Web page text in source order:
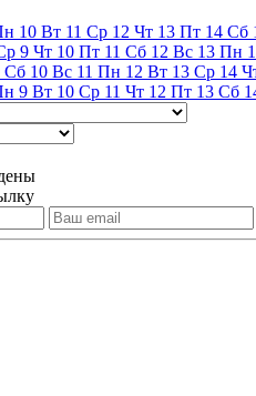
10 Вт 11 Ср 12 Чт 13 Пт 14 Сб
9 Чт 10 Пт 11 Сб 12 Вс 13 Пн
Сб 10 Вс 11 Пн 12 Вт 13 Ср 14
9 Вт 10 Ср 11 Чт 12 Пт 13 Сб